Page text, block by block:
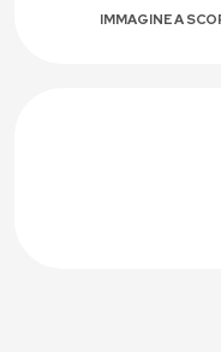
IMMAGINE A